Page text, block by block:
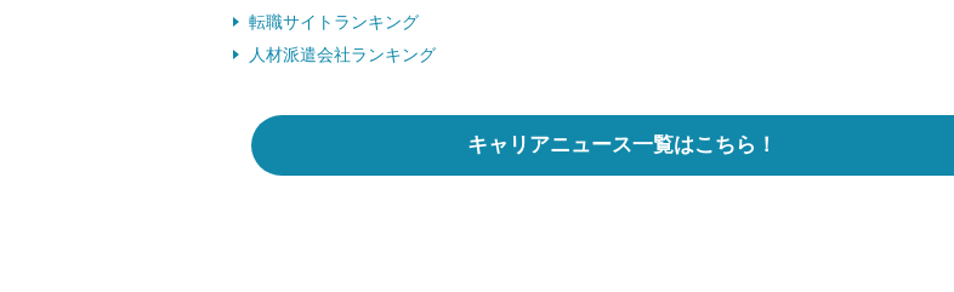
転職サイトランキング
人材派遣会社ランキング
キャリアニュース一覧はこちら！